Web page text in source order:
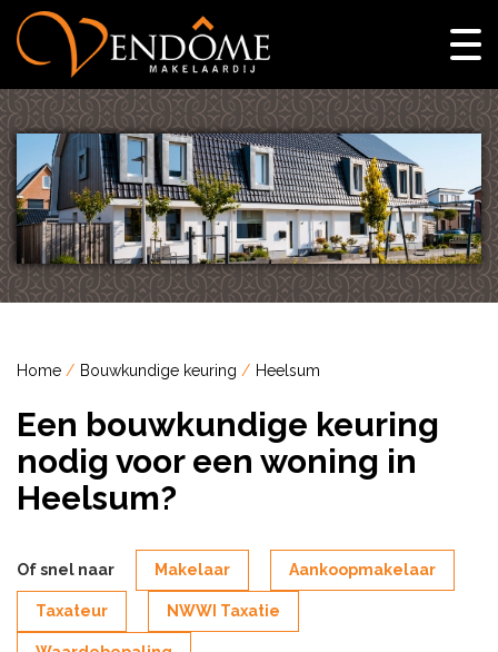
Home Bouwkundige keuring Heelsum
Een bouwkundige keuring
nodig voor een woning in
Heelsum?
Of snel naar Makelaar Aankoopmakelaar
Taxateur NWWI Taxatie